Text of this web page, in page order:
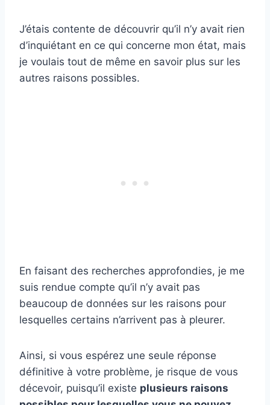
J’étais contente de découvrir qu’il n’y avait rien
d’inquiétant en ce qui concerne mon état, mais
je voulais tout de même en savoir plus sur les
autres raisons possibles.
En faisant des recherches approfondies, je me
suis rendue compte qu’il n’y avait pas
beaucoup de données sur les raisons pour
lesquelles certains n’arrivent pas à pleurer.
Ainsi, si vous espérez une seule réponse
définitive à votre problème, je risque de vous
décevoir, puisqu’il existe plusieurs raisons